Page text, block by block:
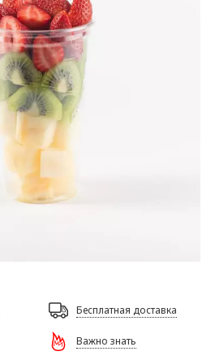
Бесплатная доставка
Важно знать